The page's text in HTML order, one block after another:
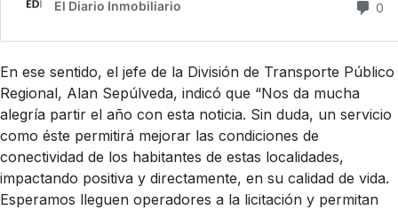
En ese sentido, el jefe de la División de Transporte Público
Regional, Alan Sepúlveda, indicó que “Nos da mucha
alegría partir el año con esta noticia. Sin duda, un servicio
como éste permitirá mejorar las condiciones de
conectividad de los habitantes de estas localidades,
impactando positiva y directamente, en su calidad de vida.
Esperamos lleguen operadores a la licitación y permitan